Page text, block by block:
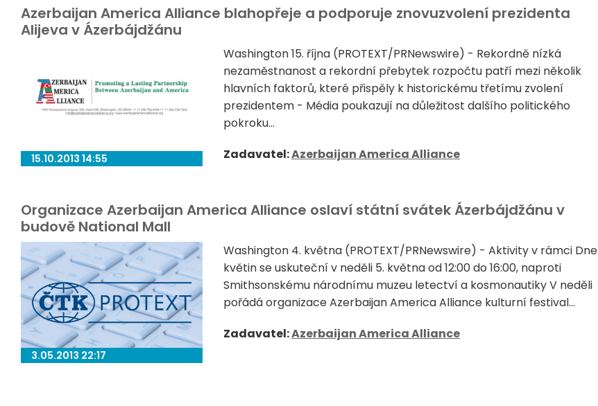
Azerbaijan America Alliance blahopřeje a podporuje znovuzvolení prezidenta
Alijeva v Ázerbájdžánu
15.10.2013 14:55
Washington 15. října (PROTEXT/PRNewswire) - Rekordně nízká
nezaměstnanost a rekordní přebytek rozpočtu patří mezi několik
hlavních faktorů, které přispěly k historickému třetímu zvolení
prezidentem - Média poukazují na důležitost dalšího politického
pokroku...
Zadavatel:Azerbaijan America Alliance
Organizace Azerbaijan America Alliance oslaví státní svátek Ázerbájdžánu v
budově National Mall
3.05.2013 22:17
Washington 4. května (PROTEXT/PRNewswire) - Aktivity v rámci Dne
květin se uskuteční v neděli 5. května od 12:00 do 16:00, naproti
Smithsonskému národnímu muzeu letectví a kosmonautiky V neděli
pořádá organizace Azerbaijan America Alliance kulturní festival...
Zadavatel:Azerbaijan America Alliance